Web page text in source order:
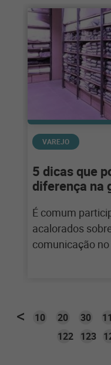
VAREJO
5 dicas que
diferença na
É comum
acalorados
comunicação
trazer mais
converter esse
10 20 30
122 123